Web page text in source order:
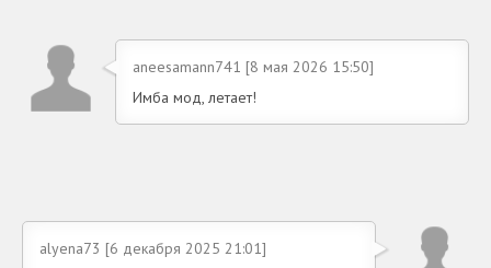
aneesamann741 [8 мая 2026 15:50]
Имба мод, летает!
alyena73 [6 декабря 2025 21:01]